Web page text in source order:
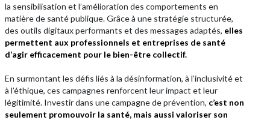
la sensibilisation et l’amélioration des comportements en
matière de santé publique. Grâce à une stratégie structurée,
des outils digitaux performants et des messages adaptés, elles
permettent aux professionnels et entreprises de santé
d’agir efficacement pour le bien-être collectif.
En surmontant les défis liés à la désinformation, à l’inclusivité et
à l’éthique, ces campagnes renforcent leur impact et leur
légitimité. Investir dans une campagne de prévention, c’est non
seulement promouvoir la santé, mais aussi valoriser son